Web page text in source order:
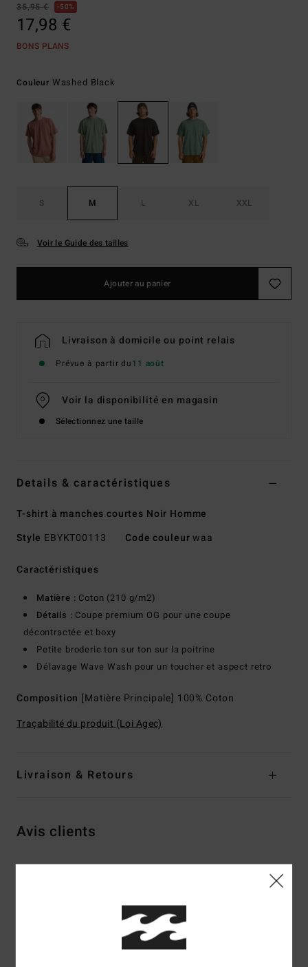
35,95 €
50%
17,98 €
BONS PLANS
Couleur Washed Black
S M L XL XXL
Voir le Guide des tailles
Ajouter au panier
Livraison à domicile ou point relais
Prévue à partir du11 août
Voir la disponibilité en magasin
Sélectionnez une taille
Details & caractéristiques
T-shirt à manches courtes Noir Homme
Style EBYKT00113 Code couleurwaa
Caractéristiques
Matière : Coton (210 g/m2)
Détails : Coupe premium OG pour une coupe
décontractée et boxy
Petite broderie ton sur ton sur la poitrine
Délavage Wave Wash pour un toucher et aspect retro
Composition [Matière Principale] 100% Coton
Traçabilité du produit (Loi Agec)
Livraison & Retours
Avis clients
5.0/5